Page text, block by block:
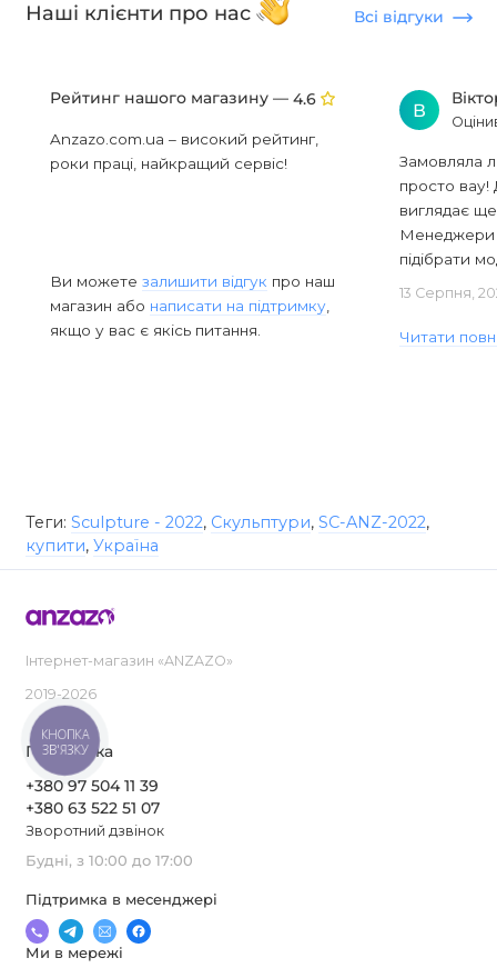
Наші клієнти про нас Всі відгуки
Рейтинг нашого магазину — 4.6
Anzazo.com.ua – високий рейтинг,
роки праці, найкращий сервіс!
Ви можете залишити відгук про наш
магазин або написати на підтримку,
якщо у вас є якісь питання.
В
Замовляла
просто вау!
виглядає
Менеджери
підібрати
13 Серпня,
Читати
Теги: Sculpture - 2022, Скульптури, SC-ANZ-2022,
купити, Україна
Інтернет-магазин «ANZAZO»
2019-2026
Підтримка
+380 97 504 11 39
+380 63 522 51 07
Зворотний дзвінок
Будні, з 10:00 до 17:00
Підтримка в месенджері
Ми в мережі
КНОПКА
ЗВ'ЯЗКУ